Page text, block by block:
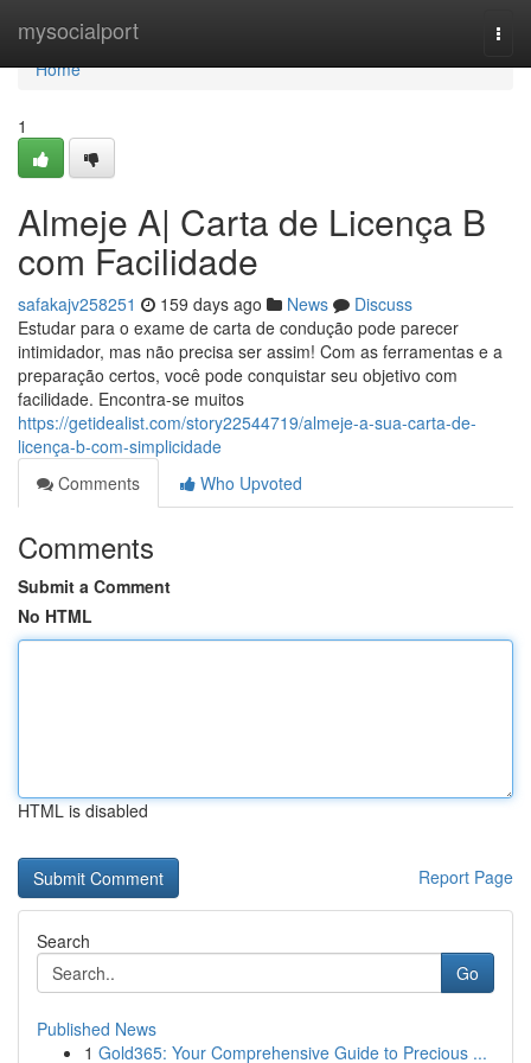
mysocialport
Home
Home
1
Almeje A| Carta de Licença B
com Facilidade
safakajv258251 159 days ago News
Discuss
Estudar para o exame de carta de condução pode parecer
intimidador, mas não precisa ser assim! Com as ferramentas e a
preparação certos, você pode conquistar seu objetivo com
facilidade. Encontra-se muitos
https://getidealist.com/story22544719/almeje-a-sua-carta-de-
licença-b-com-simplicidade
Comments
Who Upvoted
Comments
Submit a Comment
No HTML
HTML is disabled
Report Page
Search
Go
Published News
1 Gold365: Your Comprehensive Guide to Precious ...